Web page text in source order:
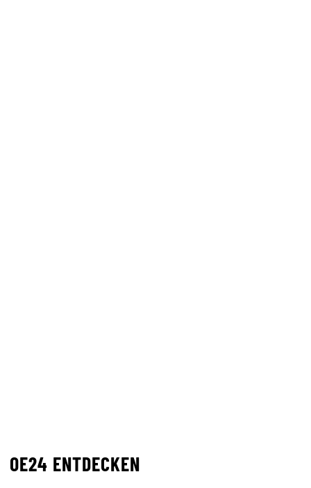
OE24 ENTDECKEN